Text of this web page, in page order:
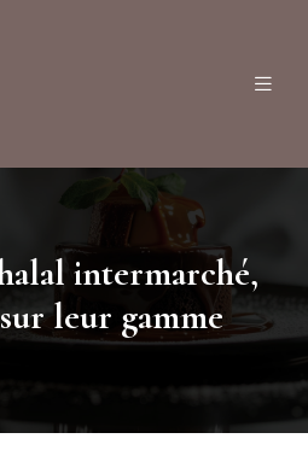
intermarché,
leur gamme